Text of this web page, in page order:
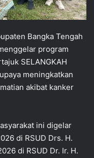
Bangka Tengah
program
SELANGKAH
meningkatkan
akibat kanker
ini digelar
di RSUD Drs. H.
di RSUD Dr. Ir. H.